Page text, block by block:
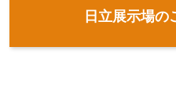
日立展示場の